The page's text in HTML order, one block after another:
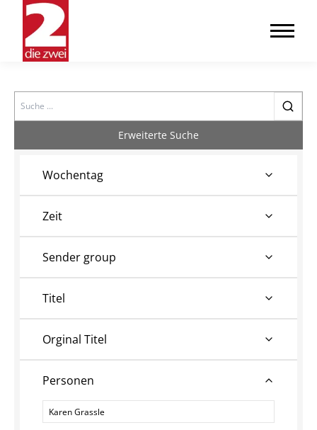
Search
Erweiterte Suche
Wochentag
Zeit
Sender group
Titel
Orginal Titel
Personen
Personen